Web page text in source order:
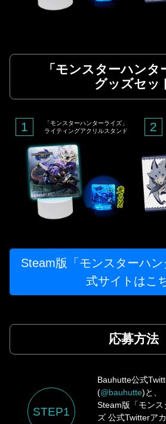
「モンスターハンタ
グッズセッ
1
「モンスターハンターライズ」
ライティングアクリルスタンド
2
Steam版「モンスターハ
式サイトはこ
応募方法
STEP1
Bauhutte公式
(@bauhutte)と、
Steam版「モン
ズ 公式Twitterア